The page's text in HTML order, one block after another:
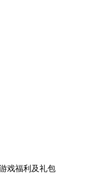
戏福利 及礼包